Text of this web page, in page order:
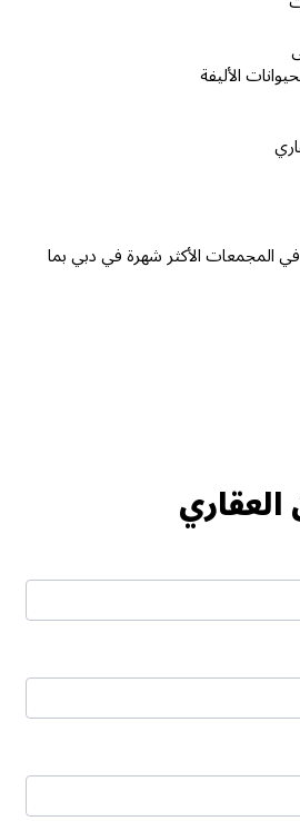
الأليفة
في المجمعات الأكثر شهرة في دبي بما